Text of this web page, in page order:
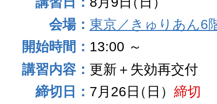
東京／きゅりあん6
13:00 ～
更新＋失効再交付
7月26日（日） 締切